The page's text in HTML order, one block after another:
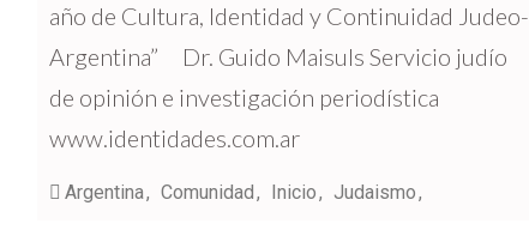
año de Cultura, Identidad y Continuidad Judeo-
Argentina” Dr. Guido Maisuls Servicio judío
de opinión e investigación periodística
www.identidades.com.ar
Argentina Comunidad Inicio Judaismo